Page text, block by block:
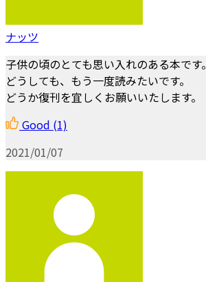
ナッツ
子供の頃のとても思い入れのある本です。
どうしても、もう一度読みたいです。
どうか復刊を宜しくお願いいたします。
Good (1)
2021/01/07